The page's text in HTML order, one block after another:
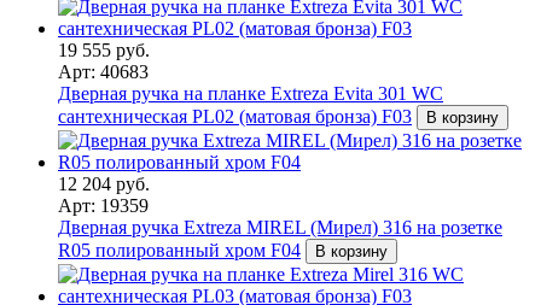
19 555 руб.
Арт: 40683
Дверная ручка на планке Extreza Evita 301 WC
сантехническая PL02 (матовая бронза) F03
В корзину
12 204 руб.
Арт: 19359
Дверная ручка Extreza MIREL (Мирел) 316 на розетке
R05 полированный хром F04
В корзину